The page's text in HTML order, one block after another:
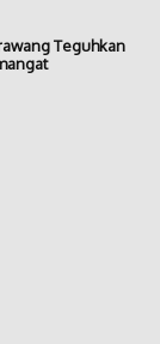
Teguhkan